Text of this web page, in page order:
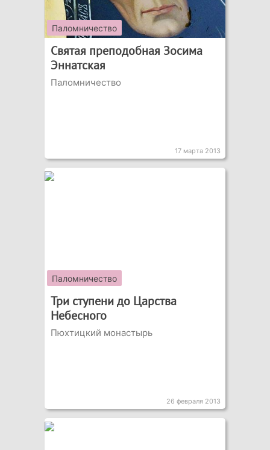
Паломничество
Святая преподобная Зосима
Эннатская
Паломничество
17 марта 2013
Паломничество
Три ступени до Царства
Небесного
Пюхтицкий монастырь
26 февраля 2013